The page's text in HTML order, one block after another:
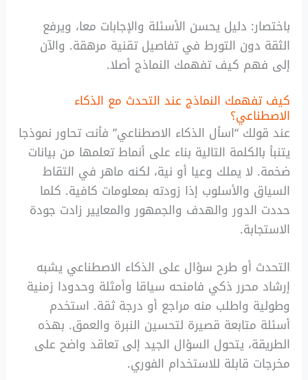
باختصار: دليل يحسن الأسئلة والإجابات معا، ويرفع
الثقة دون التورط في تفاصيل تقنية مرهقة. والآن
إلى فهم كيف تفهمك النماذج أصلا.
كيف تفهمك النماذج عند التحدث مع الذكاء
الاصطناعي؟
عند قولك “اسأل الذكاء الاصطناعي” فأنت تحاور نموذجا
يتنبأ بالكلمة التالية بناء على أنماط تعلمها من بيانات
ضخمة. لا يملك وعيا أو نية، لكنه ماهر في التقاط
السياق والأسلوب إذا زودته بمعلومات كافية. كلما
حددت الدور والهدف والجمهور والمعايير زادت جودة
الاستجابة.
التحدث أو طرح سؤال على الذكاء الاصطناعي يشبه
إرشاد محرر ذكي فامنحه سياقا وأمثلة وحدودا زمنية
وطولية واطلب منه مراجع أو درجة ثقة. استخدم
أسئلة متابعة قصيرة لتحسين النبرة والعمق. بهذه
الطريقة، يتحول السؤال الجيد إلى تعاقد واضح على
مخرجات قابلة للاستخدام الفوري.